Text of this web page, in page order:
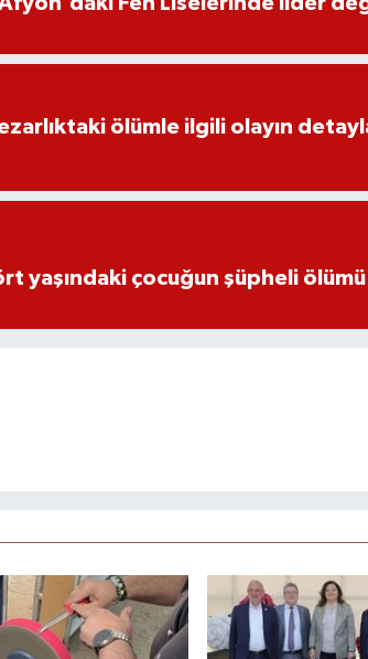
ölümle ilgili olayın
yaşındaki çocuğun şüpheli ölümü